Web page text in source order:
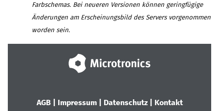
Farbschemas. Bei neueren Versionen können geringfügige
Änderungen am Erscheinungsbild des Servers vorgenommen
worden sein.
AGB| Impressum| Datenschutz| Kontakt